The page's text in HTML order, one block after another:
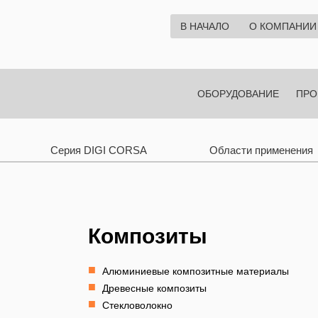
В НАЧАЛО О КОМПАНИИ
ОБОРУДОВАНИЕ
Серия DIGI CORSA Области применения
Композиты
Алюминиевые композитные материалы
Древесные композиты
Стекловолокно